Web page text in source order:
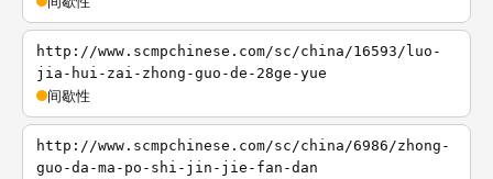
http://www.scmpchinese.com/sc/china/16593/luo-
jia-hui-zai-zhong-guo-de-28ge-yue
间歇性
http://www.scmpchinese.com/sc/china/6986/zhong-
guo-da-ma-po-shi-jin-jie-fan-dan